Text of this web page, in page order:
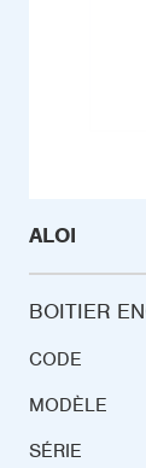
ALOI
BOITIER
CODE
MODÈLE
SÉRIE